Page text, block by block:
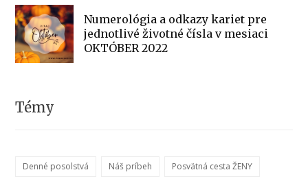
Numerológia a odkazy kariet pre
jednotlivé životné čísla v mesiaci
OKTÓBER 2022
Témy
Denné posolstvá Náš príbeh Posvätná cesta ŽENY